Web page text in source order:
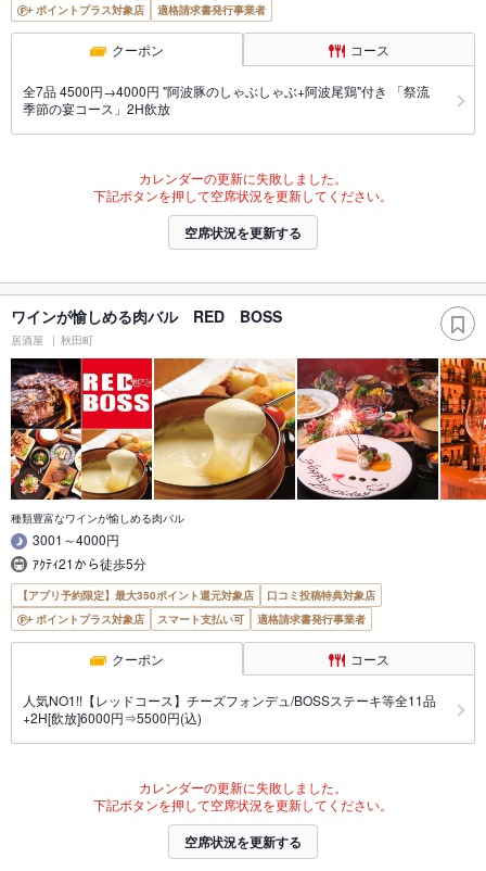
ポイントプラス対象店
適格請求書発行事業者
クーポン コース
全7品 4500円→4000円 "阿波豚のしゃぶしゃぶ+阿波尾鶏"付き 「祭流
季節の宴コース」2H飲放
カレンダーの更新に失敗しました。
下記ボタンを押して空席状況を更新してください。
空席状況を更新する
ワインが愉しめる肉バル RED BOSS
居酒屋 秋田町
種類豊富なワインが愉しめる肉バル
3001～4000円
ｱｸﾃｨ21から徒歩5分
【アプリ予約限定】最大350ポイント還元対象店
口コミ投稿特典対象店
ポイントプラス対象店
スマート支払い可 適格請求書発行事業者
クーポン コース
人気NO1!!【レッドコース】チーズフォンデュ/BOSSステーキ等全11品
+2H[飲放]6000円⇒5500円(込)
カレンダーの更新に失敗しました。
下記ボタンを押して空席状況を更新してください。
空席状況を更新する